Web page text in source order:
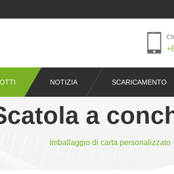
NOTIZIA SCARICAMENTO
a
Imballaggio di carta personalizzato